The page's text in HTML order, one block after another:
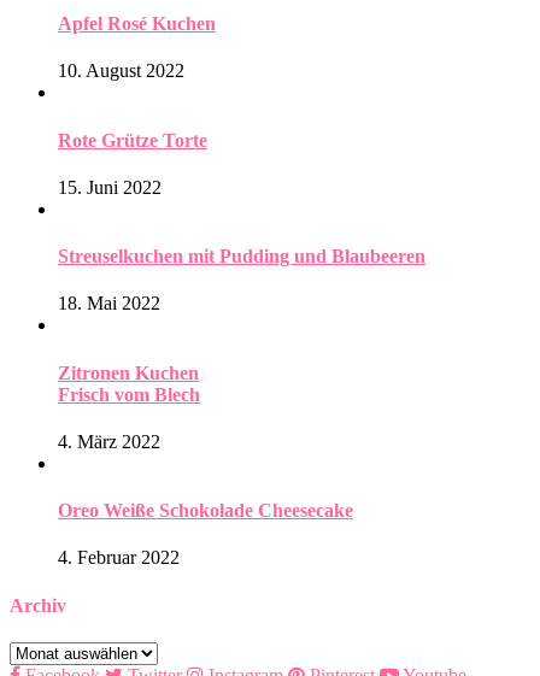
Apfel Rosé Kuchen
10. August 2022
Rote Grütze Torte
15. Juni 2022
Streuselkuchen mit Pudding und Blaubeeren
18. Mai 2022
Zitronen Kuchen
Frisch vom Blech
4. März 2022
Oreo Weiße Schokolade Cheesecake
4. Februar 2022
Archiv
Archiv